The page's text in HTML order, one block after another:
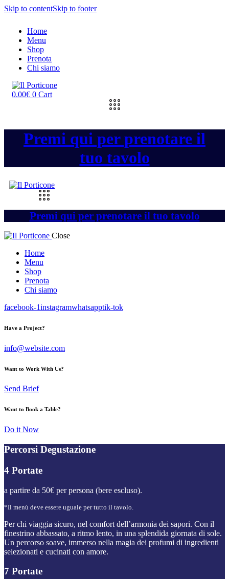
Skip to contentSkip to footer
Home
Menu
Shop
Prenota
Chi siamo
0.00€ 0 Cart
Premi qui per prenotare il
tuo tavolo
Premi qui per prenotare il tuo tavolo
Close
Home
Menu
Shop
Prenota
Chi siamo
facebook-1instagramwhatsapptik-tok
Have a Project?
info@website.com
Want to Work With Us?
Send Brief
Want to Book a Table?
Do it Now
Percorsi Degustazione
4 Portate
a partire da 50€ per persona (bere escluso).
*Il menù deve essere uguale per tutto il tavolo.
Per chi viaggia sicuro, nel comfort dell’armonia dei sapori. Con il
finestrino abbassato, a ritmo lento, in una splendida giornata di sole.
Un percorso soave, immerso nella magia dei profumi di ingredienti
selezionati e cucinati con amore.
7 Portate